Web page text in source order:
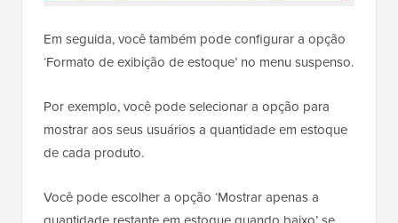
Em seguida, você também pode configurar a opção
‘Formato de exibição de estoque’ no menu suspenso.
Por exemplo, você pode selecionar a opção para
mostrar aos seus usuários a quantidade em estoque
de cada produto.
Você pode escolher a opção ‘Mostrar apenas a